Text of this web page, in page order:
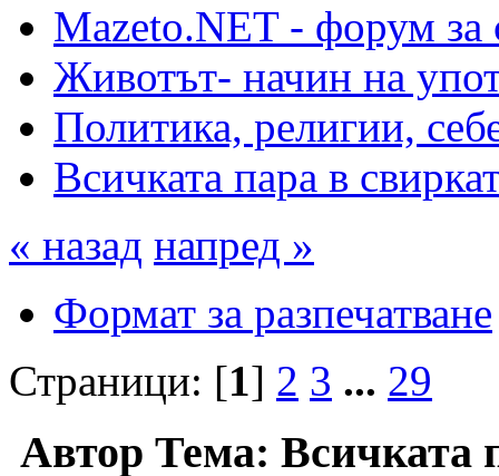
Mazeto.NET - форум за
Животът- начин на
Политика, религии,
Всичката пара в
« назад напред »
Формат за разпечатване
Страници: [1] 2 3 ... 29
Автор Тема: Всичката